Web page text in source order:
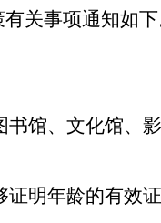
关事项通知如下
馆、文化馆、
明年龄的有效证